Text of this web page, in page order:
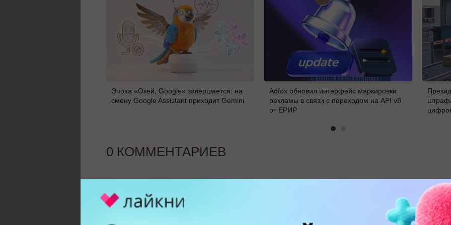
Эпоха «Окей, Google» завершается: на
смену Google Assistant приходит Gemini
Adfox обновил интерфейс маркировки
рекламы в связи с переходом на API v8
от ЕРИР
0 КОММЕНТАРИЕВ